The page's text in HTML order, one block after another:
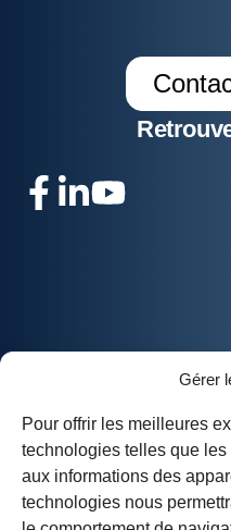
Gérer
Pour offrir les meilleures
technologies telles que
aux informations des
technologies nous